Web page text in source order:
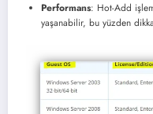
Performans: Hot-Add
yaşanabilir, bu yüzden